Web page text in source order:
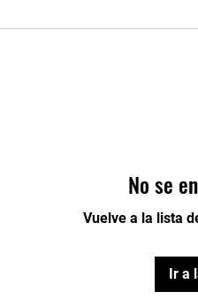
No se
Vuelve a la lista
Ir a